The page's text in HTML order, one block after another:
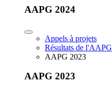
AAPG 2024
Appels à projets
Résultats de l'AAPG
AAPG 2023
AAPG 2023